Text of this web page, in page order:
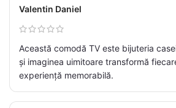
Valentin Daniel
Această comodă TV este bijuteria
și imaginea uimitoare transformă
experiență memorabilă.